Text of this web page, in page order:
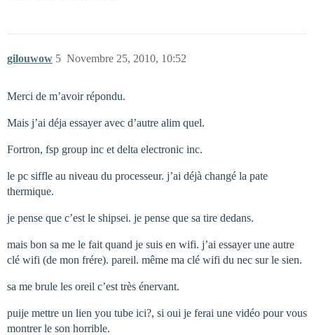
gilouwow Novembre 25, 2010, 10:52
5
Merci de m’avoir répondu.
Mais j’ai déja essayer avec d’autre alim quel.
Fortron, fsp group inc et delta electronic inc.
le pc siffle au niveau du processeur. j’ai déjà changé la pate
thermique.
je pense que c’est le shipsei. je pense que sa tire dedans.
mais bon sa me le fait quand je suis en wifi. j’ai essayer une autre
clé wifi (de mon frére). pareil. même ma clé wifi du nec sur le sien.
sa me brule les oreil c’est très énervant.
puije mettre un lien you tube ici?, si oui je ferai une vidéo pour vous
montrer le son horrible.